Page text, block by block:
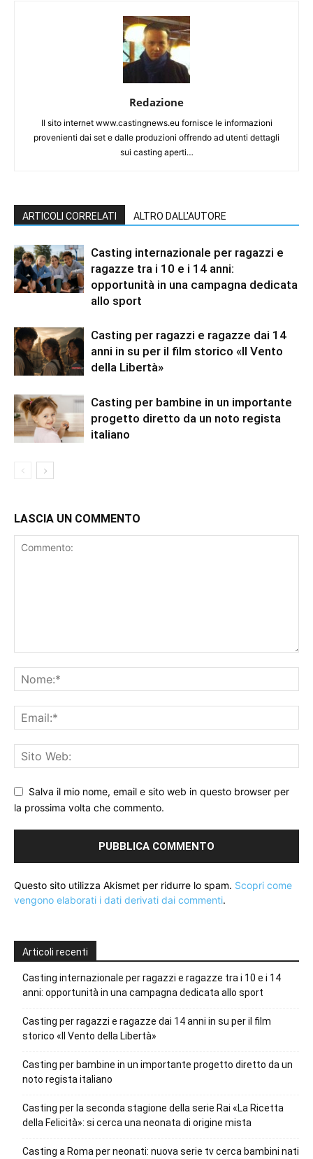
Redazione
Il sito internet www.castingnews.eu fornisce le informazioni
provenienti dai set e dalle produzioni offrendo ad utenti dettagli
sui casting aperti…
ARTICOLI CORRELATI ALTRO DALL'AUTORE
Casting internazionale per ragazzi e
ragazze tra i 10 e i 14 anni:
opportunità in una campagna dedicata
allo sport
Casting per ragazzi e ragazze dai 14
anni in su per il film storico «Il Vento
della Libertà»
Casting per bambine in un importante
progetto diretto da un noto regista
italiano
LASCIA UN COMMENTO
Salva il mio nome, email e sito web in questo browser per
la prossima volta che commento.
Questo sito utilizza Akismet per ridurre lo spam. Scopri come
vengono elaborati i dati derivati dai commenti.
Articoli recenti
Casting internazionale per ragazzi e ragazze tra i 10 e i 14
anni: opportunità in una campagna dedicata allo sport
Casting per ragazzi e ragazze dai 14 anni in su per il film
storico «Il Vento della Libertà»
Casting per bambine in un importante progetto diretto da un
noto regista italiano
Casting per la seconda stagione della serie Rai «La Ricetta
della Felicità»: si cerca una neonata di origine mista
Casting a Roma per neonati: nuova serie tv cerca bambini nati